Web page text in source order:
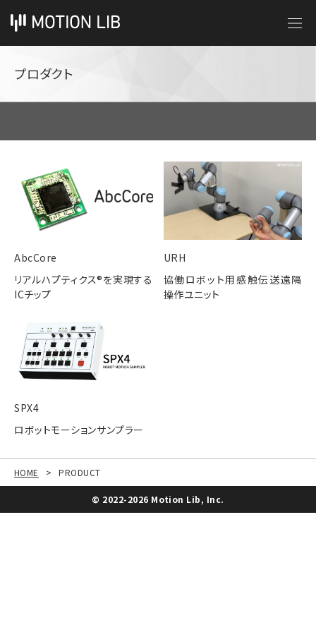
プロダクト
AbcCore
リアルハプティクス®︎を実現する
ICチップ
URH
協働ロボット用感触伝送遠隔
操作ユニット
SPX4
ロボットモーションサンプラー
HOME > PRODUCT
© 2022-2026 Motion Lib, Inc.